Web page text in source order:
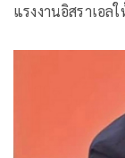
แรงงานอิสราเอล